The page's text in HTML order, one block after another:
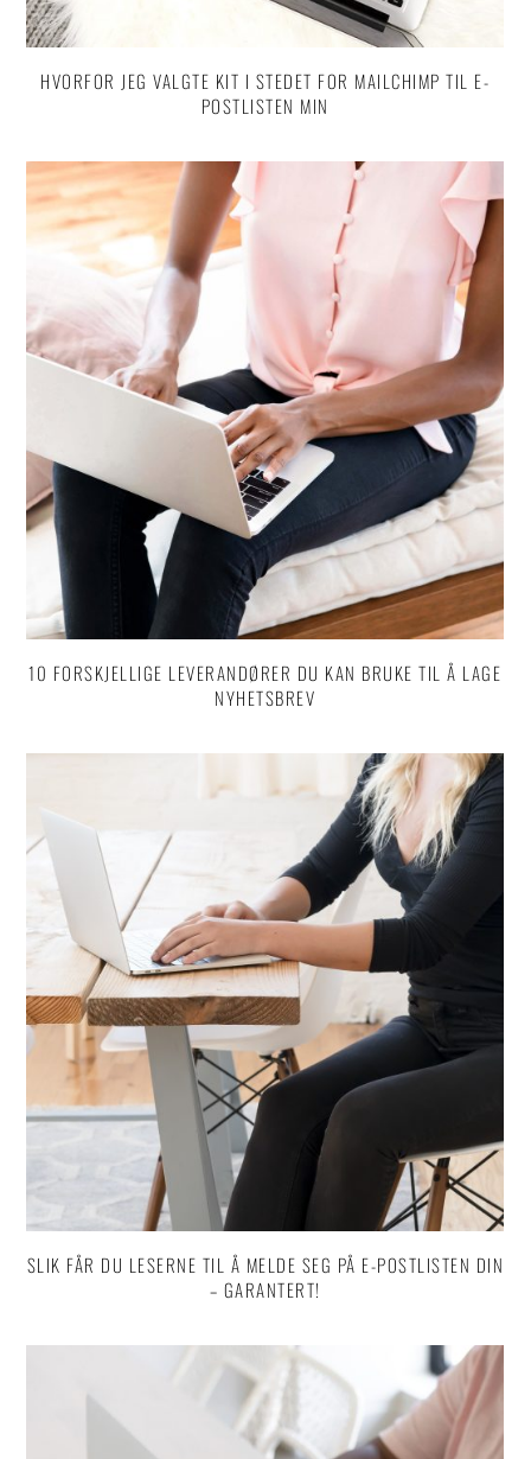
HVORFOR JEG VALGTE KIT I STEDET FOR MAILCHIMP TIL E-
POSTLISTEN MIN
10 FORSKJELLIGE LEVERANDØRER DU KAN BRUKE TIL Å LAGE
NYHETSBREV
SLIK FÅR DU LESERNE TIL Å MELDE SEG PÅ E-POSTLISTEN DIN
– GARANTERT!